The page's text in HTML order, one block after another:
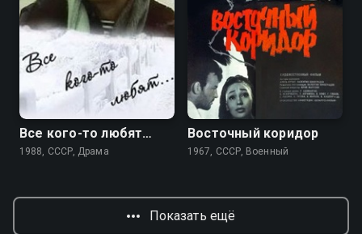
Все кого-то любят…
1988, СССР, Драма
6.5
Восточный коридор
1967, СССР, Военный
Показать ещё